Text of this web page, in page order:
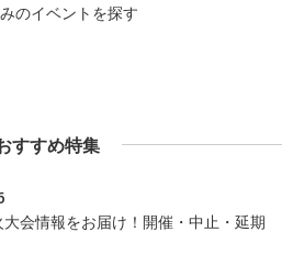
のイベントを探す
すすめ特集
会情報をお届け！開催・中止・延期